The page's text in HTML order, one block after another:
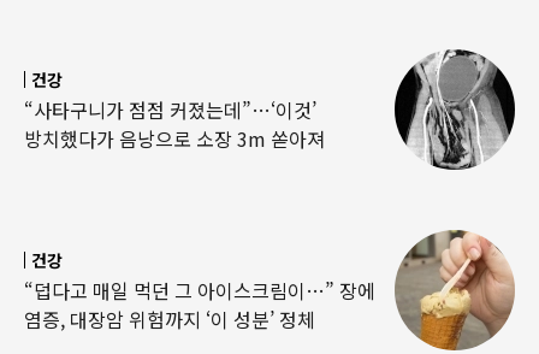
건강
“사타구니가 점점 커졌는데”…‘이것’
방치했다가 음낭으로 소장 3m 쏟아져
건강
“덥다고 매일 먹던 그 아이스크림이…” 장에
염증, 대장암 위험까지 ‘이 성분’ 정체